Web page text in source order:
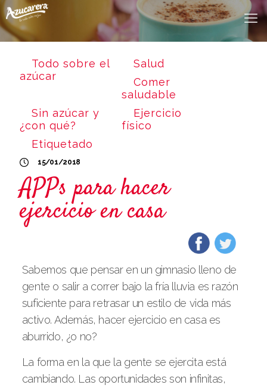
Todo sobre el
azúcar
Salud
Comer
saludable
Sin azúcar y
¿con qué?
Ejercicio
físico
Etiquetado
15/01/2018
APPs para hacer
ejercicio en casa
Sabemos que pensar en un gimnasio lleno de
gente o salir a correr bajo la fría lluvia es razón
suficiente para retrasar un estilo de vida más
activo. Además, hacer ejercicio en casa es
aburrido, ¿o no?
La forma en la que la gente se ejercita está
cambiando. Las oportunidades son infinitas,